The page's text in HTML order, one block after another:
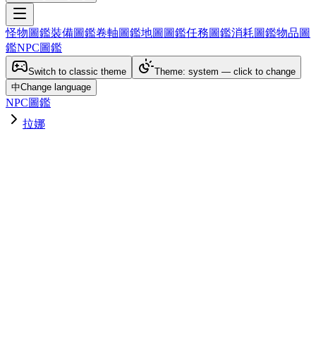
怪物圖鑑裝備圖鑑卷軸圖鑑地圖圖鑑任務圖鑑消耗圖鑑物品圖
鑑NPC圖鑑
Switch to classic theme
Theme: system — click to change
中Change language
NPC圖鑑
拉娜